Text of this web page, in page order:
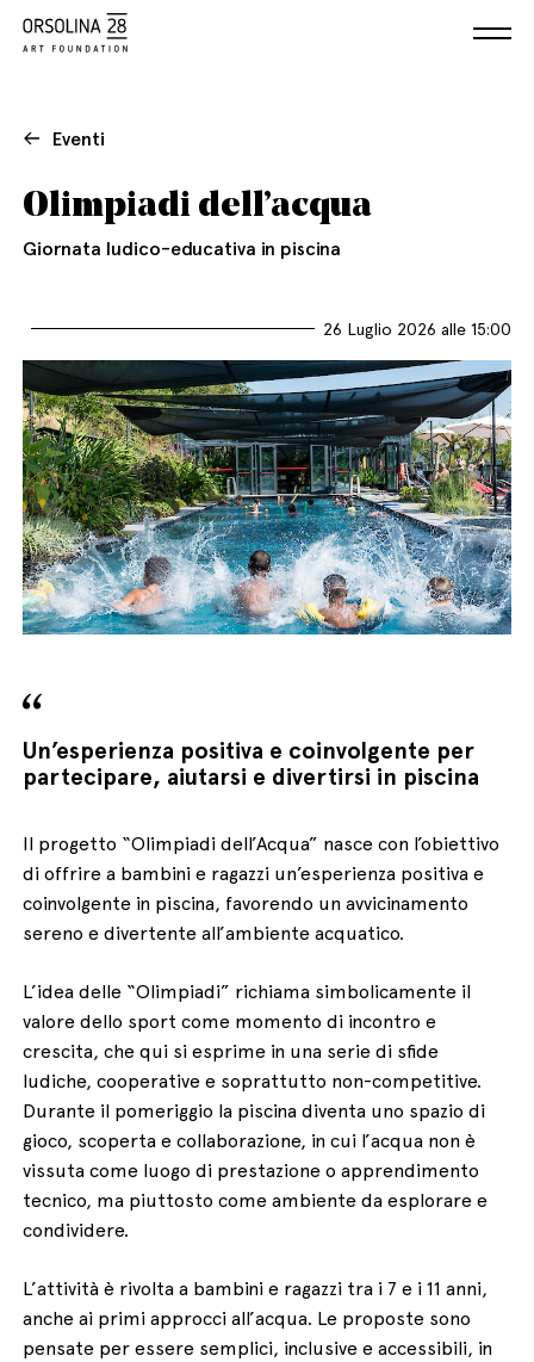
Eventi
Olimpiadi dell’acqua
Giornata ludico-educativa in piscina
26 Luglio 2026 alle 15:00
Un’esperienza positiva e coinvolgente per
partecipare, aiutarsi e divertirsi in piscina
Il progetto “Olimpiadi dell’Acqua” nasce con l’obiettivo
di offrire a bambini e ragazzi un’esperienza positiva e
coinvolgente in piscina, favorendo un avvicinamento
sereno e divertente all’ambiente acquatico.
L’idea delle “Olimpiadi” richiama simbolicamente il
valore dello sport come momento di incontro e
crescita, che qui si esprime in una serie di sfide
ludiche, cooperative e soprattutto non-competitive.
Durante il pomeriggio la piscina diventa uno spazio di
gioco, scoperta e collaborazione, in cui l’acqua non è
vissuta come luogo di prestazione o apprendimento
tecnico, ma piuttosto come ambiente da esplorare e
condividere.
L’attività è rivolta a bambini e ragazzi tra i 7 e i 11 anni,
anche ai primi approcci all’acqua. Le proposte sono
pensate per essere semplici, inclusive e accessibili, in